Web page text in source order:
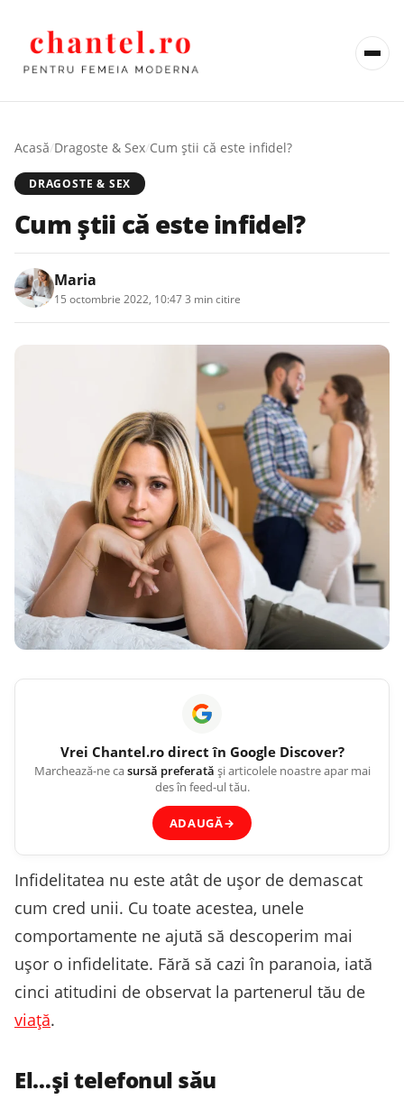
Acasă/Dragoste & Sex/Cum știi că este infidel?
DRAGOSTE & SEX
Cum știi că este infidel?
Maria
15 octombrie 2022, 10:473 min citire
Vrei Chantel.rodirect în Google Discover?
Marchează-ne casursă preferată și articolele noastre apar mai
des în feed-ul tău.
ADAUGĂ→
Infidelitatea nu este atât de ușor de demascat
cum cred unii. Cu toate acestea, unele
comportamente ne ajută să descoperim mai
ușor o infidelitate. Fără să cazi în paranoia, iată
cinci atitudini de observat la partenerul tău de
viață.
El…și telefonul său